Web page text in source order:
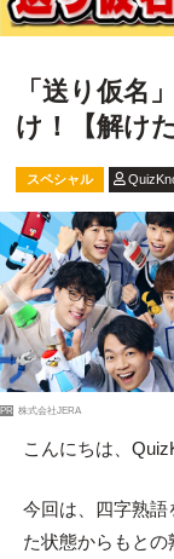
「送り仮名
け！【解け
スペシャル
PR 株式会社JERA
こんにちは、
今回は、四字熟語
た状態からもとの